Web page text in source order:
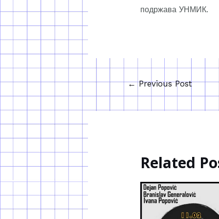
подржава УНМИК.
←Previous Post
Related